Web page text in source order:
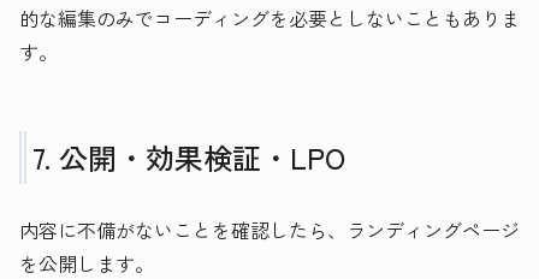
的な編集のみでコーディングを必要としないこともありま
す。
7. 公開・効果検証・LPO
内容に不備がないことを確認したら、ランディングページ
を公開します。